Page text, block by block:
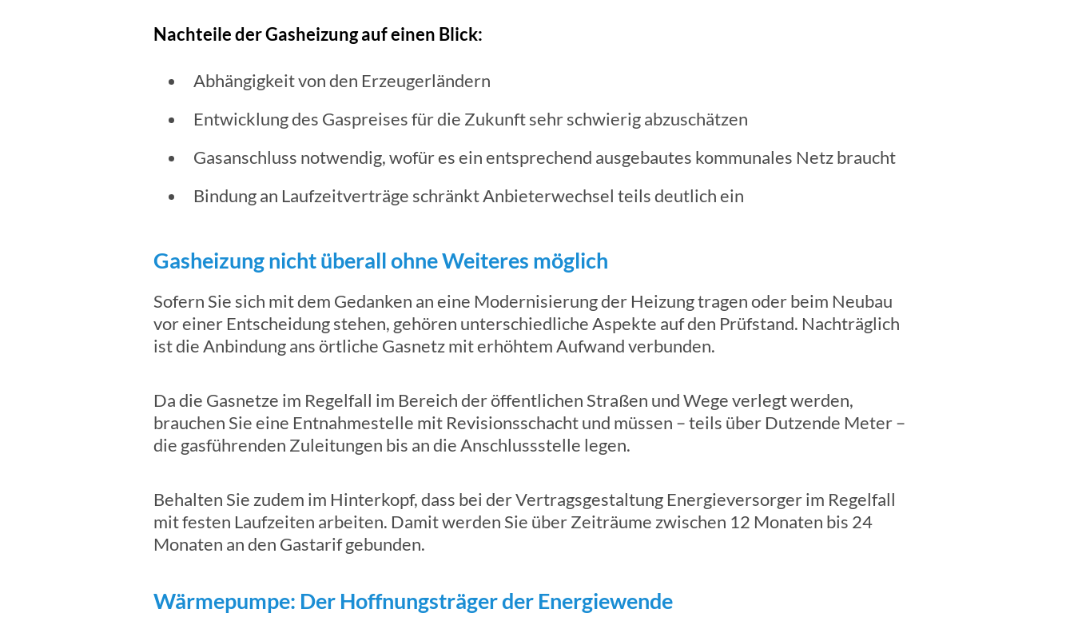
Nachteile der Gasheizung auf einen Blick:
Abhängigkeit von den Erzeugerländern
Entwicklung des Gaspreises für die Zukunft sehr schwierig abzuschätzen
Gasanschluss notwendig, wofür es ein entsprechend ausgebautes kommunales Netz braucht
Bindung an Laufzeitverträge schränkt Anbieterwechsel teils deutlich ein
Gasheizung nicht überall ohne Weiteres möglich
Sofern Sie sich mit dem Gedanken an eine Modernisierung der Heizung tragen oder beim Neubau
vor einer Entscheidung stehen, gehören unterschiedliche Aspekte auf den Prüfstand. Nachträglich
ist die Anbindung ans örtliche Gasnetz mit erhöhtem Aufwand verbunden.
Da die Gasnetze im Regelfall im Bereich der öffentlichen Straßen und Wege verlegt werden,
brauchen Sie eine Entnahmestelle mit Revisionsschacht und müssen – teils über Dutzende Meter –
die gasführenden Zuleitungen bis an die Anschlussstelle legen.
Behalten Sie zudem im Hinterkopf, dass bei der Vertragsgestaltung Energieversorger im Regelfall
mit festen Laufzeiten arbeiten. Damit werden Sie über Zeiträume zwischen 12 Monaten bis 24
Monaten an den Gastarif gebunden.
Wärmepumpe: Der Hoffnungsträger der Energiewende